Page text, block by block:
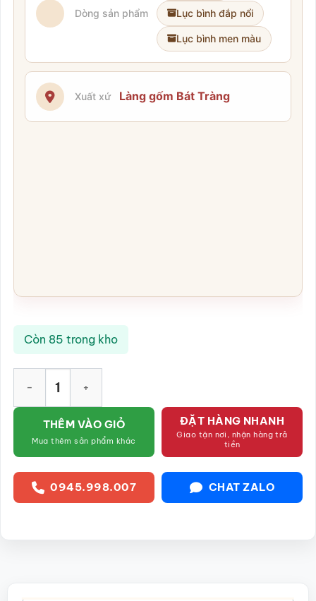
Dòng sản phẩm Lục bình đắp nổi
Lục bình men màu
Xuất xứ Làng gốm Bát Tràng
Còn 85 trong kho
THÊM VÀO GIỎ
Mua thêm sản phẩm khác
ĐẶT HÀNG NHANH
Giao tận nơi, nhận hàng trả
tiền
0945.998.007 CHAT ZALO